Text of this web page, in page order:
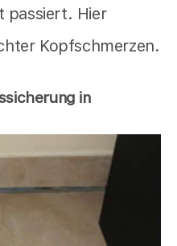
passiert. Hier
Kopfschmerzen.
in